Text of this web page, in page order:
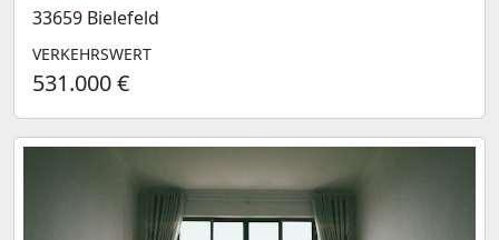
33659 Bielefeld
VERKEHRSWERT
531.000 €